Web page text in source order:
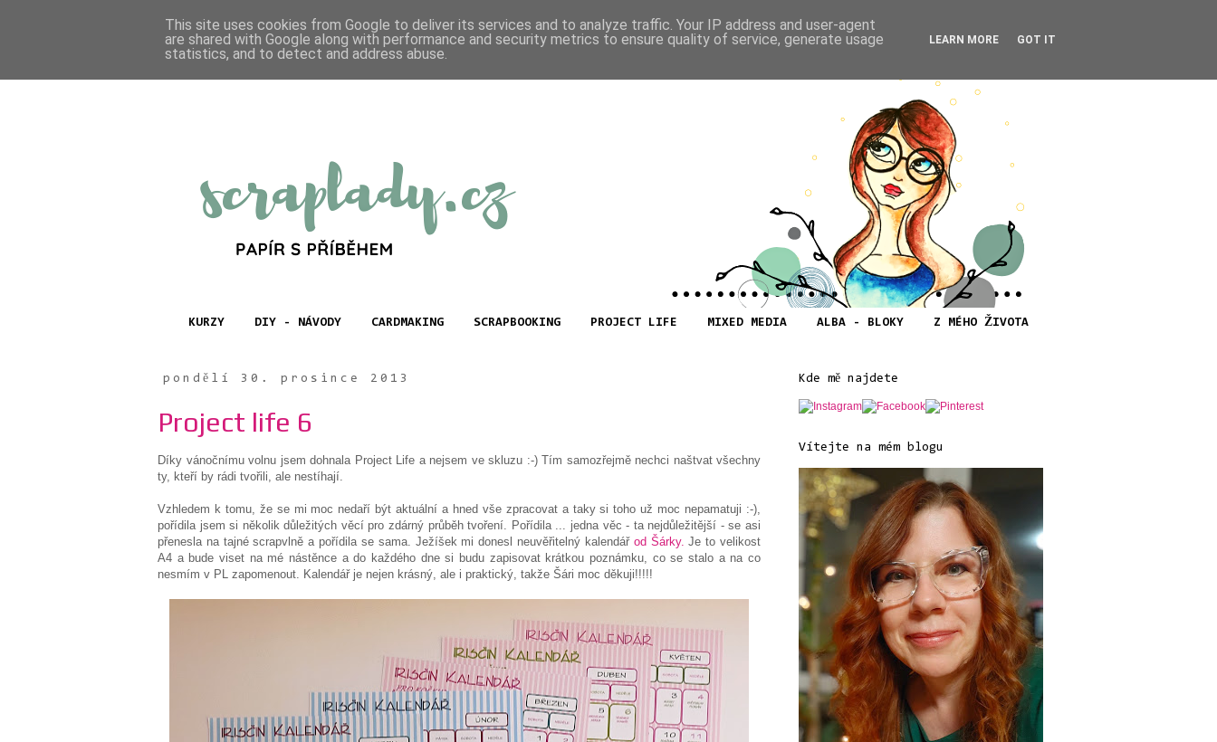
KURZY DIY - NÁVODY CARDMAKING SCRAPBOOKING PROJECT LIFE MIXED MEDIA ALBA - BLOKY Z MÉHO ŽIVOTA
pondělí 30. prosince 2013
Project life 6
Díky vánočnímu volnu jsem dohnala Project Life a nejsem ve skluzu :-) Tím samozřejmě nechci naštvat všechny
ty, kteří by rádi tvořili, ale nestíhají.
Vzhledem k tomu, že se mi moc nedaří být aktuální a hned vše zpracovat a taky si toho už moc nepamatuji :-),
pořídila jsem si několik důležitých věcí pro zdárný průběh tvoření. Pořídila ... jedna věc - ta nejdůležitější - se asi
přenesla na tajné scrapvlně a pořídila se sama. Ježíšek mi donesl neuvěřitelný kalendář od Šárky.Je to velikost
A4 a bude viset na mé nástěnce a do každého dne si budu zapisovat krátkou poznámku, co se stalo a na co
nesmím v PL zapomenout. Kalendář je nejen krásný, ale i praktický, takže Šári moc děkuji!!!!!
Kde mě najdete
Vítejte na mém blogu
This site uses cookies from Google to deliver its services and to analyze traffic. Your IP address and user-agent
are shared with Google along with performance and security metrics to ensure quality of service, generate usage
statistics, and to detect and address abuse.
LEARN MORE GOT IT